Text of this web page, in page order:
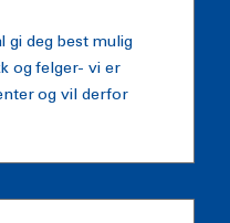
gi deg best mulig
og felger- vi er
og vil derfor